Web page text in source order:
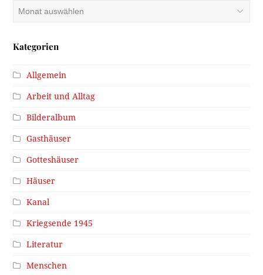
Kategorien
Allgemein
Arbeit und Alltag
Bilderalbum
Gasthäuser
Gotteshäuser
Häuser
Kanal
Kriegsende 1945
Literatur
Menschen